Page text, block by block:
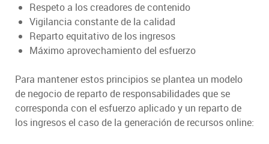
Respeto a los creadores de contenido
Vigilancia constante de la calidad
Reparto equitativo de los ingresos
Máximo aprovechamiento del esfuerzo
Para mantener estos principios se plantea un modelo
de negocio de reparto de responsabilidades que se
corresponda con el esfuerzo aplicado y un reparto de
los ingresos el caso de la generación de recursos online: